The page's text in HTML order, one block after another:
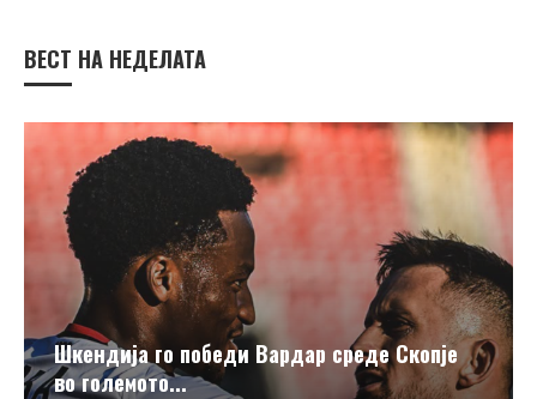
ВЕСТ НА НЕДЕЛАТА
Шкендија го победи Вардар среде Скопје
во големото...